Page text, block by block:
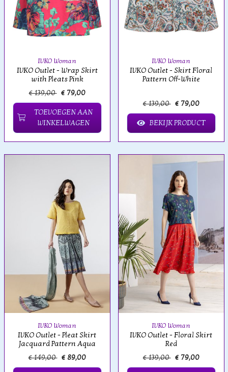
IVKO Woman
IVKO Outlet - Wrap Skirt
with Pleats Pink
€ 139,00 € 79,00
TOEVOEGEN AAN
WINKELWAGEN
IVKO Woman
IVKO Outlet - Skirt Floral
Pattern Off-White
€ 139,00 € 79,00
BEKIJK PRODUCT
IVKO Woman
IVKO Outlet - Pleat Skirt
Jacquard Pattern Aqua
€ 149,00 € 89,00
IVKO Woman
IVKO Outlet - Floral Skirt
Red
€ 139,00 € 79,00